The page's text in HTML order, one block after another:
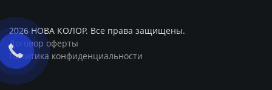
2026 НОВА КОЛОР. Все права защищены.
Договор оферты
Политика конфиденциальности